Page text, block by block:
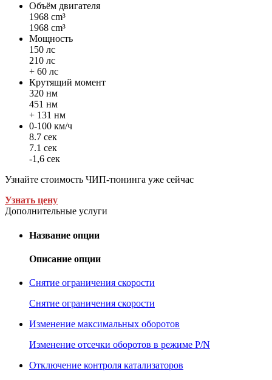
Объём двигателя
1968 cm³
1968 cm³
Мощность
150 лс
210 лс
+ 60 лс
Крутящий момент
320 нм
451 нм
+ 131 нм
0-100 км/ч
8.7 сек
7.1 сек
-1,6 сек
Узнайте стоимость ЧИП-тюнинга уже сейчас
Узнать цену
Дополнительные услуги
Название опции
Описание опции
Снятие ограничения скорости
Снятие ограничения скорости
Изменение максимальных оборотов
Изменение отсечки оборотов в режиме P/N
Отключение контроля катализаторов